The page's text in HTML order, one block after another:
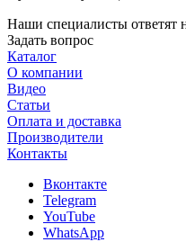
Наши специалисты
Задать вопрос
Каталог
О компании
Видео
Статьи
Оплата и доставка
Производители
Контакты
Вконтакте
Telegram
YouTube
WhatsApp